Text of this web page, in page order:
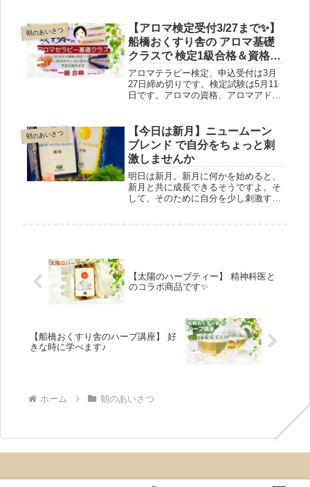
す薬っぽくて苦手、という方もいらっ
しゃいます最初は5包入りでお試しく
ださい
朝のあいさつ
【アロマ検定受付3/27まで✨】
船橋おくすり舎の アロマ基礎
クラスで 検定1級合格＆資格
GET♪
アロマテラピー検定、申込受付は3月
27日締め切りです。検定試験は5月11
日です。アロマの資格、アロマアドバ
おくすり舎のアロマ基礎クラスを受講
しませんか。アロマインストラクター
の店主が、 検定一級合格までサポー
トいたします。
朝のあいさつ
【今日は新月】ニュームーン
ブレンド で自分をちょっと刺
激しませんか
明日は新月。新月に何かを始めると、
新月と共に成長できるそうですよ。そ
して、そのために自分を少し刺激する
【太陽のハーブティー】 精神科医と
のコラボ商品です✨
【船橋おくすり舎のハーブ講座】 好
きな時に学べます♪
ホーム 朝のあいさつ